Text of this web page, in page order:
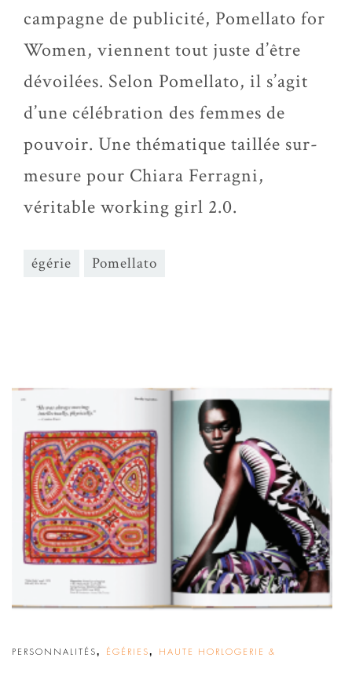
campagne de publicité, Pomellato for
Women, viennent tout juste d’être
dévoilées. Selon Pomellato, il s’agit
d’une célébration des femmes de
pouvoir. Une thématique taillée sur-
mesure pour Chiara Ferragni,
véritable working girl 2.0.
égérie Pomellato
PERSONNALITÉS, ÉGÉRIES, HAUTE HORLOGERIE &